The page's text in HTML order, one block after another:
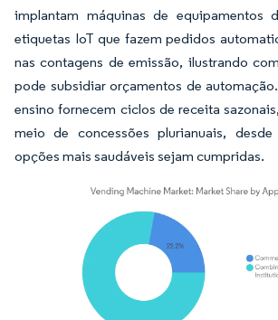
implantam máquinas de equipamentos
etiquetas IoT que fazem pedidos
nas contagens de emissão, ilustrando
pode subsidiar orçamentos de
ensino fornecem ciclos de receita
meio de concessões plurianuais,
opções mais saudáveis sejam cumpridas.